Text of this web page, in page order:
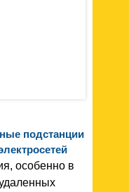
подстанции
особенно в